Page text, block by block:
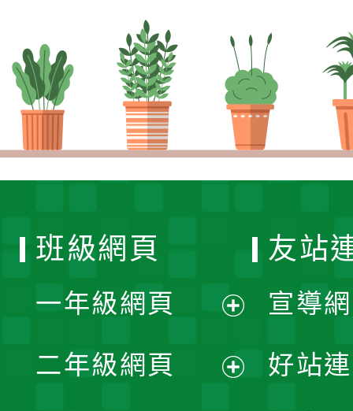
班級網頁
一年級網頁
開
二年級網頁
友站
宣導
好站